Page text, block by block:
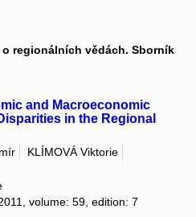
regionálních vědách. Sborník
and Macroeconomic
in the Regional
KLÍMOVÁ Viktorie
volume: 59, edition: 7